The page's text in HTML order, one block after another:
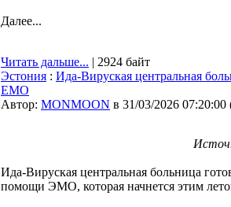
Далее...
Читать дальше... | 2924 байт
Эстония : Ида-Вируская центральная
EMO
Автор: MONMOON в 31/03/2026 07:20:00
Ида-Вируская центральная больница
помощи ЭМО, которая начнется этим